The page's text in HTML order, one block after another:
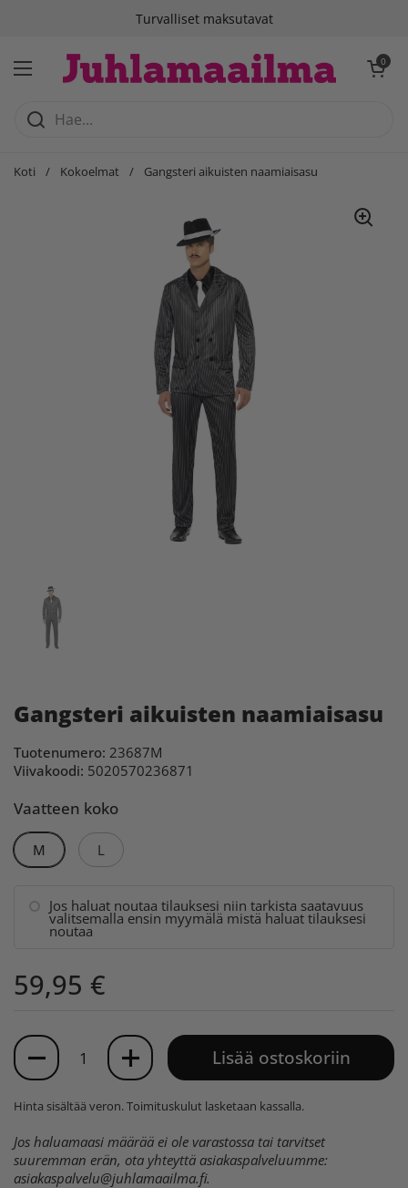
Turvalliset maksutavat
Avaa valikko
Avaa 0
Koti / Kokoelmat / Gangsteri aikuisten naamiaisasu
Gangsteri aikuisten naamiaisasu
Tuotenumero: 23687M
Viivakoodi: 5020570236871
Vaatteen koko
M L
Jos haluat noutaa tilauksesi niin tarkista saatavuus
valitsemalla ensin myymälä mistä haluat tilauksesi
noutaa
59,95 €
Määrä
Lisää ostoskoriin
Hinta sisältää veron.Toimituskulut lasketaan kassalla.
Jos haluamaasi määrää ei ole varastossa tai tarvitset
suuremman erän, ota yhteyttä asiakaspalveluumme:
asiakaspalvelu@juhlamaailma.fi.